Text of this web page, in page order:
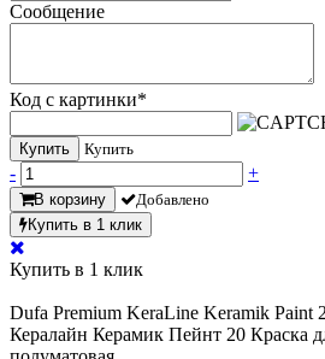
Сообщение
Код с картинки*
Купить Купить
- +
В корзину
Добавлено
Купить в 1 клик
Купить в 1 клик
Dufa Premium KeraLine Keramik
Кералайн Керамик Пейнт 20 Краска